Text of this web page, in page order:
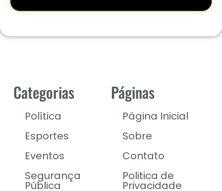
Categorias
Política
Esportes
Eventos
Segurança
Pública
Páginas
Página Inicial
Sobre
Contato
Politica de
Privacidade